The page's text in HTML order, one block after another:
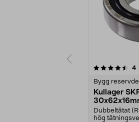
4
Bygg
Kullager
Dubbeltätat
hög